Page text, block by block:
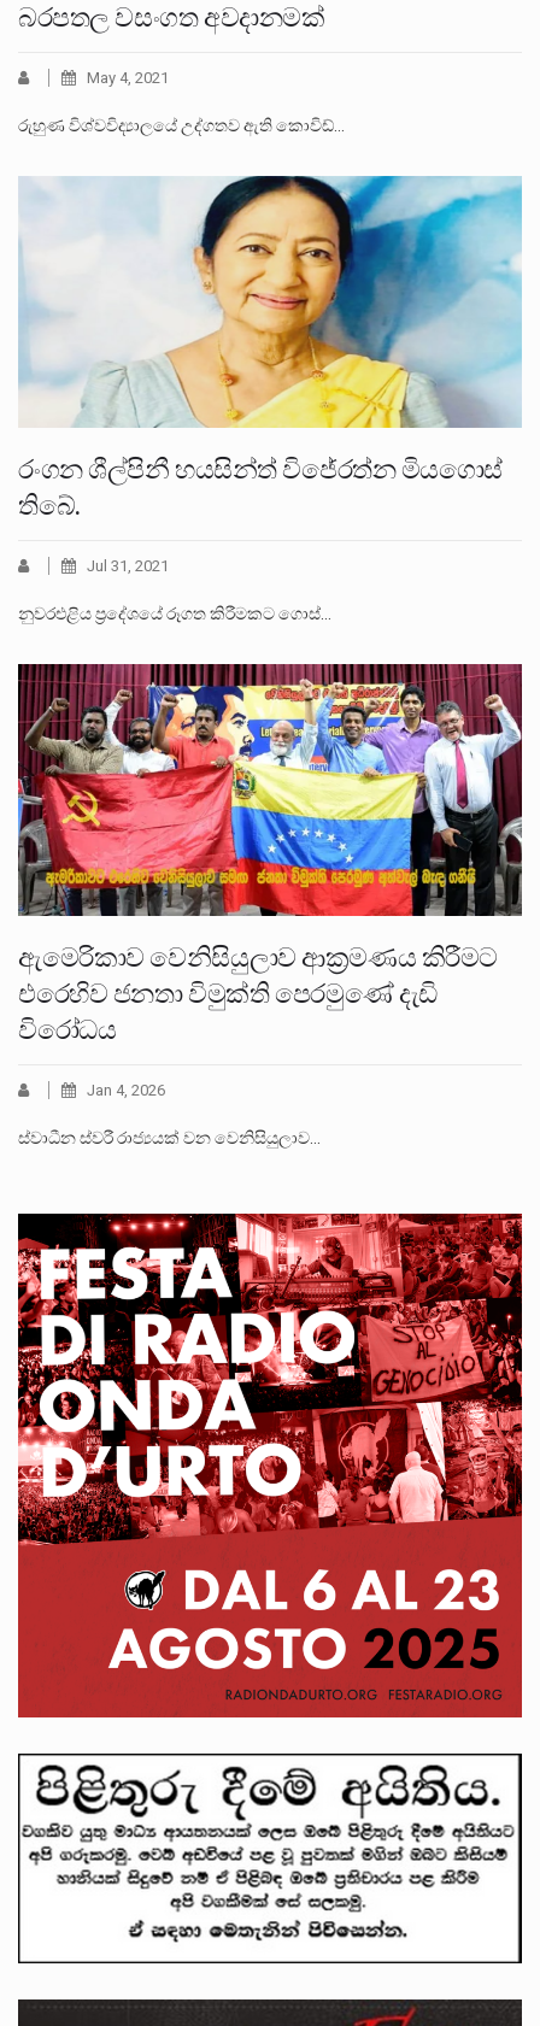
බරපතල වසංගත අවදානමක්
May 4, 2021
රුහුණ විශ්වවිද්‍යාලයේ උද්ගතව ඇති කොවිඩ්…
රංගන ශීල්පිනී හයසින්ත් විජේරත්න මියගොස්
තිබේ.
Jul 31, 2021
නුවරඑළිය ප්‍රදේශයේ රූගත කිරීමකට ගොස්…
ඇමෙරිකාව වෙනිසියුලාව ආක්‍රමණය කිරීමට
එරෙහිව ජනතා විමුක්ති පෙරමුණේ දැඩි
විරෝධය
Jan 4, 2026
ස්වාධීන ස්වරී රාජ්‍යයක් වන වෙනිසියුලාව…